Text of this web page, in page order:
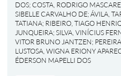
DOS; COSTA, RODRIGO
SIBELLE CARVALHO DE;ÁVILA,
TATIANA; RIBEIRO, TIAGO
JUNQUEIRA;SILVA, VINÍCIUS
VITOR BRUNO JANTZEN;
LUSTOSA, WIGNA ERIONY
ÉDERSON MAPELLI DOS